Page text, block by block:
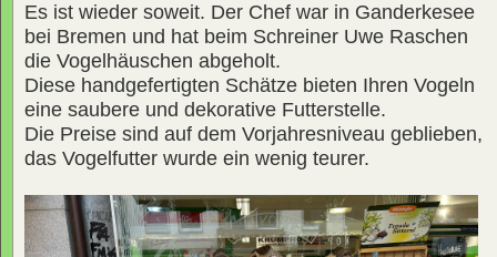
Es ist wieder soweit. Der Chef war in Ganderkesee
bei Bremen und hat beim Schreiner Uwe Raschen
die Vogelhäuschen abgeholt.
Diese handgefertigten Schätze bieten Ihren Vogeln
eine saubere und dekorative Futterstelle.
Die Preise sind auf dem Vorjahresniveau geblieben,
das Vogelfutter wurde ein wenig teurer.